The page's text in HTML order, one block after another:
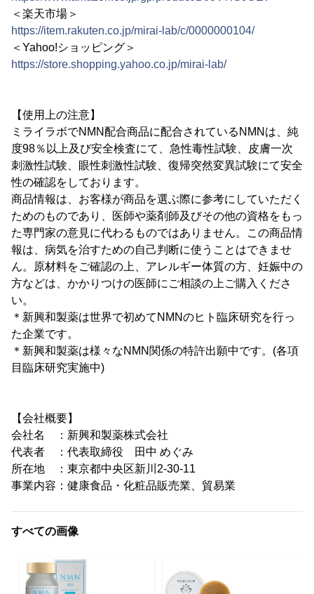
＜楽天市場＞
https://item.rakuten.co.jp/mirai-lab/c/0000000104/
＜Yahoo!ショッピング＞
https://store.shopping.yahoo.co.jp/mirai-lab/
【使用上の注意】
ミライラボでNMN配合商品に配合されているNMNは、純
度98％以上及び安全検査にて、急性毒性試験、皮膚一次
刺激性試験、眼性刺激性試験、復帰突然変異試験にて安全
性の確認をしております。
商品情報は、お客様が商品を選ぶ際に参考にしていただく
ためのものであり、医師や薬剤師及びその他の資格をもっ
た専門家の意見に代わるものではありません。この商品情
報は、病気を治すための自己判断に使うことはできませ
ん。原材料をご確認の上、アレルギー体質の方、妊娠中の
方などは、かかりつけの医師にご相談の上ご購入くださ
い。
＊新興和製薬は世界で初めてNMNのヒト臨床研究を行っ
た企業です。
＊新興和製薬は様々なNMN関係の特許出願中です。(各項
目臨床研究実施中)
【会社概要】
会社名 ：新興和製薬株式会社
代表者 ：代表取締役 田中 めぐみ
所在地 ：東京都中央区新川2-30-11
事業内容：健康食品・化粧品販売業、貿易業
すべての画像